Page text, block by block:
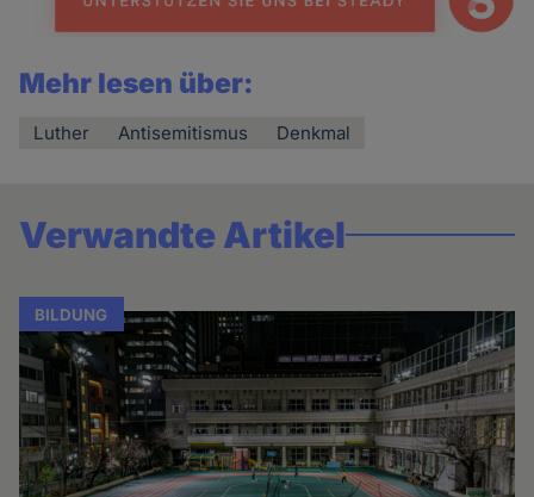
Mehr lesen über:
Luther Antisemitismus Denkmal
Verwandte Artikel
BILDUNG